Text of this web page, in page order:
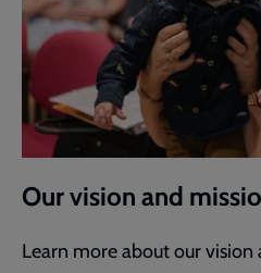
Our vision and
Learn more about our vision